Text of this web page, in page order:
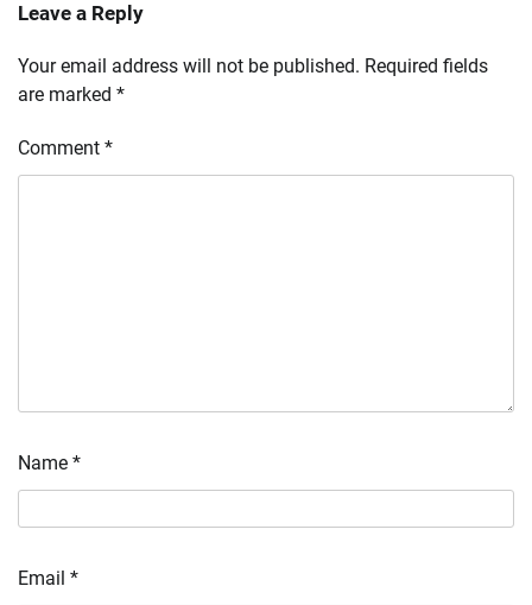
Leave a Reply
Your email address will not be published. Required fields
are marked *
Comment *
Name *
Email *